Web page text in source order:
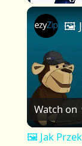
l n
m
u
Watch on
🖼️ Jak